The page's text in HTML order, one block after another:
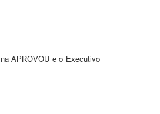
APROVOU e o Executivo